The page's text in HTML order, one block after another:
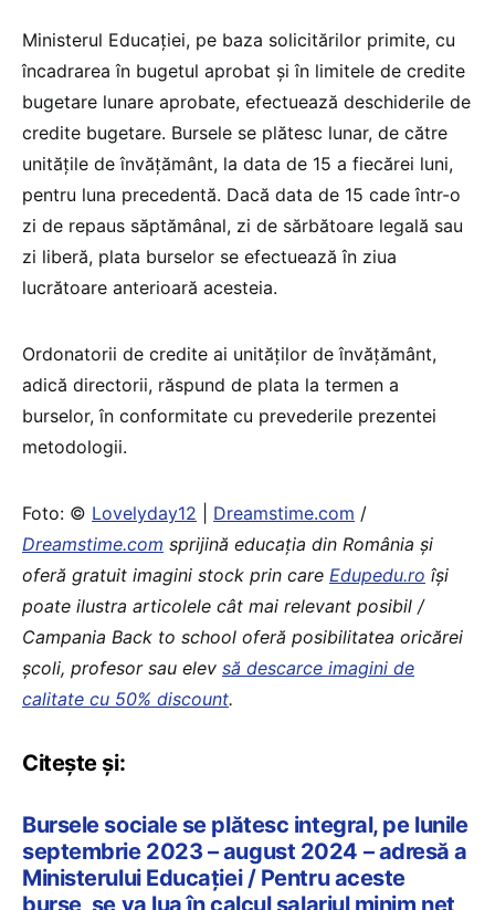
Ministerul Educației, pe baza solicitărilor primite, cu
încadrarea în bugetul aprobat și în limitele de credite
bugetare lunare aprobate, efectuează deschiderile de
credite bugetare. Bursele se plătesc lunar, de către
unitățile de învățământ, la data de 15 a fiecărei luni,
pentru luna precedentă. Dacă data de 15 cade într-o
zi de repaus săptămânal, zi de sărbătoare legală sau
zi liberă, plata burselor se efectuează în ziua
lucrătoare anterioară acesteia.
Ordonatorii de credite ai unităților de învățământ,
adică directorii, răspund de plata la termen a
burselor, în conformitate cu prevederile prezentei
metodologii.
Foto: © Lovelyday12 Dreamstime.com /
Dreamstime.com sprijină educaţia din România şi
oferă gratuit imagini stock prin care Edupedu.ro îşi
poate ilustra articolele cât mai relevant posibil /
Campania Back to school oferă posibilitatea oricărei
școli, profesor sau elev să descarce imagini de
calitate cu 50% discount.
Citește și:
Bursele sociale se plătesc integral, pe lunile
septembrie 2023 – august 2024 – adresă a
Ministerului Educației / Pentru aceste
burse, se va lua în calcul salariul minim net